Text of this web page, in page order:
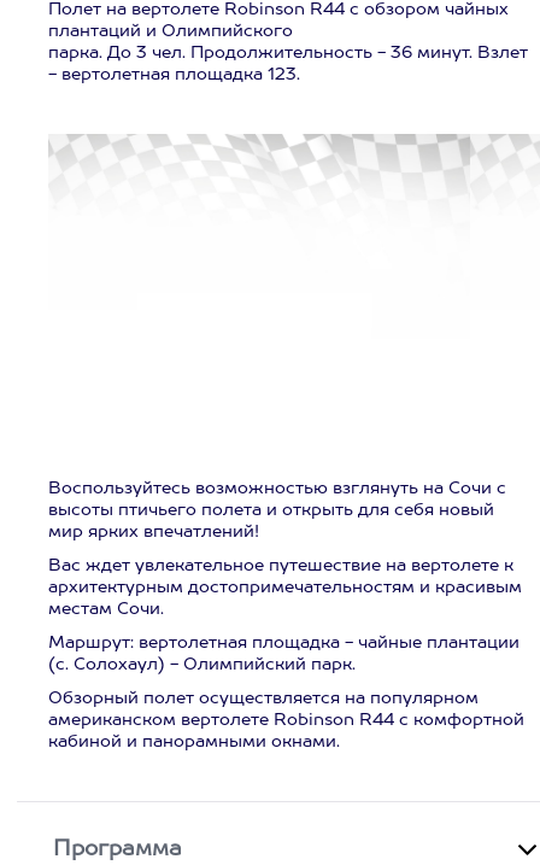
Полет на вертолете Robinson R44 с обзором чайных
плантаций и Олимпийского
парка. До 3 чел. Продолжительность - 36 минут. Взлет
- вертолетная площадка 123.
Воспользуйтесь возможностью взглянуть на Сочи с
высоты птичьего полета и открыть для себя новый
мир ярких впечатлений!
Вас ждет увлекательное путешествие на вертолете к
архитектурным достопримечательностям и красивым
местам Сочи.
Маршрут: вертолетная площадка - чайные плантации
(с. Солохаул) - Олимпийский парк.
Обзорный полет осуществляется на популярном
американском вертолете Robinson R44 с комфортной
кабиной и панорамными окнами.
Программа